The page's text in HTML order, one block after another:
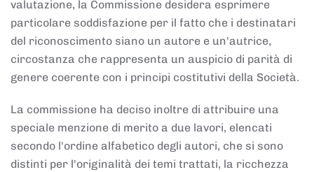
valutazione, la Commissione desidera esprimere
particolare soddisfazione per il fatto che i destinatari
del riconoscimento siano un autore e un'autrice,
circostanza che rappresenta un auspicio di parità di
genere coerente con i principi costitutivi della Società.
La commissione ha deciso inoltre di attribuire una
speciale menzione di merito a due lavori, elencati
secondo l'ordine alfabetico degli autori, che si sono
distinti per l'originalità dei temi trattati, la ricchezza